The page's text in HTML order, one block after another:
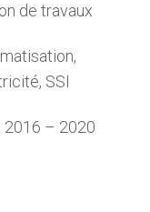
de travaux
SSI
: 2016 – 2020